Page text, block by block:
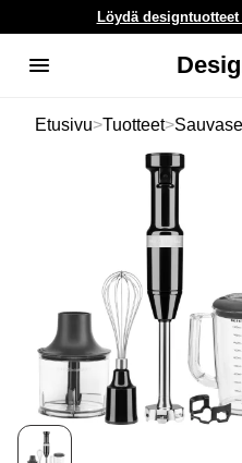
Löydä
Etusivu>Tuotteet>